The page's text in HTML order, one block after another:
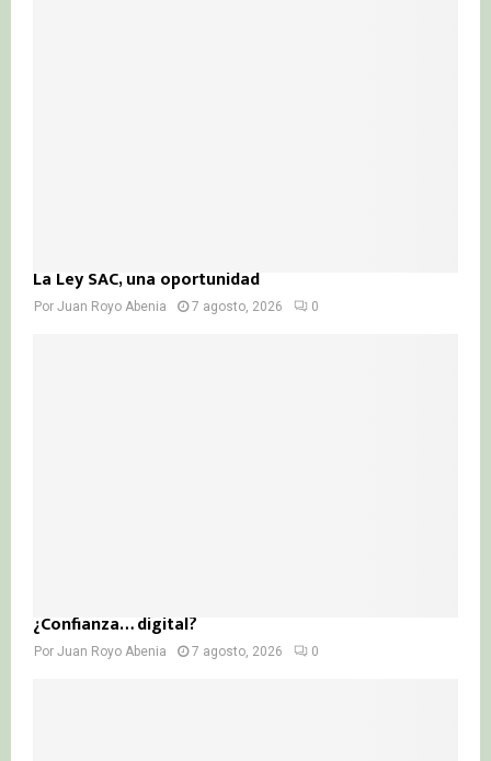
La Ley SAC, una oportunidad
Por Juan Royo Abenia 7 agosto, 2026 0
¿Confianza… digital?
Por Juan Royo Abenia 7 agosto, 2026 0